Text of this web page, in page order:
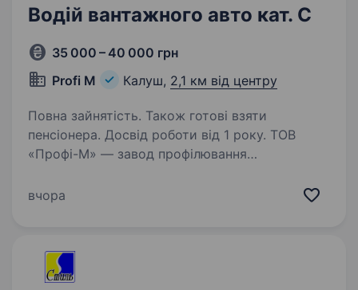
Водій вантажного авто кат. С
35 000 – 40 000 грн
Profi M
Калуш, 2,1 км від центру
Повна зайнятість. Також готові взяти
пенсіонера. Досвід роботи від 1 року. ТОВ
«Профі-М» — завод профілювання
роботи на наш вантажний автомобіль Reno
України…
вчора